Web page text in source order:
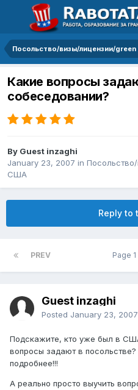
Посольство/визы/лицензии/
Какие вопросы
собеседовании?
By Guest inzaghi
January 23, 2007 in
США
Reply to
PREV Page
Guest inzaghi
Posted January 23, 2007
Подскажите, кто уже был в
вопросы задают в
подробнее!!!
А реально просто выучить